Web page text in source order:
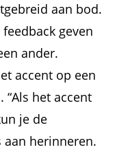
aan bod.
geven
ander.
accent op een
“Als het accent
je de
aan herinneren.